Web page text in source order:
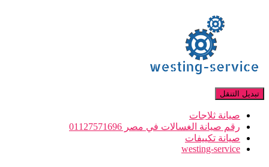
تبديل التنقل
صيانة ثلاجات
رقم صيانة الغسالات في مصر 01127571696
صيانة تكييفات
westing-service